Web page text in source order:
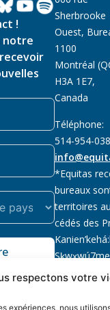
respectons votre
expériences, nous
!
notre
Sherbrooke
Ouest,
1100
Montréal
H3A 1E7,
Canada
Téléphone:
514-954-
*Equitas
bureaux
territoires
cédés des
səl̓ilwətaɁɬ
Lire la suite